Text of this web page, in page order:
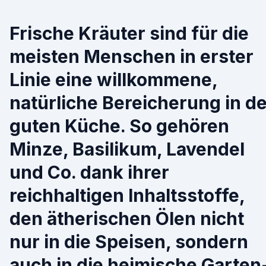
Frische Kräuter sind für die
meisten Menschen in erster
Linie eine willkommene,
natürliche Bereicherung in
guten Küche. So gehören
Minze, Basilikum, Lavendel
und Co. dank ihrer
reichhaltigen Inhaltsstoffe,
den ätherischen Ölen nicht
nur in die Speisen, sondern